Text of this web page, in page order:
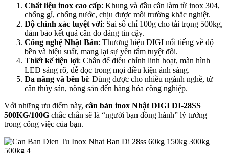
Chất liệu inox cao cấp: Khung và đầu cân làm từ inox 304,
chống gỉ, chống nước, chịu được môi trường khắc nghiệt.
Độ chính xác tuyệt vời: Sai số chỉ 100g cho tải trọng 500kg,
đảm bảo kết quả cân đo đáng tin cậy.
Công nghệ Nhật Bản: Thương hiệu DIGI nổi tiếng về độ
bền và hiệu suất, mang lại sự yên tâm tuyệt đối.
Thiết kế tiện lợi: Chân đế điều chỉnh linh hoạt, màn hình
LED sáng rõ, dễ đọc trong mọi điều kiện ánh sáng.
Đa năng và bền bỉ: Dùng được cho nhiều ngành nghề, từ
cân thủy sản, nông sản đến hàng hóa công nghiệp.
Với những ưu điểm này, cân bàn inox Nhật DIGI DI-28SS
500KG/100G chắc chắn sẽ là “người bạn đồng hành” lý tưởng
trong công việc của bạn.